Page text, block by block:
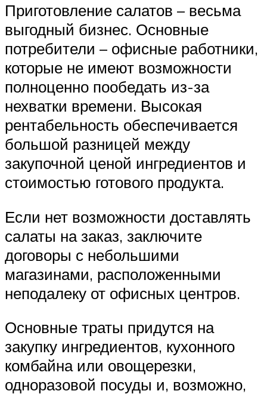
Приготовление салатов – весьма
выгодный бизнес. Основные
потребители – офисные работники,
которые не имеют возможности
полноценно пообедать из-за
нехватки времени. Высокая
рентабельность обеспечивается
большой разницей между
закупочной ценой ингредиентов и
стоимостью готового продукта.
Если нет возможности доставлять
салаты на заказ, заключите
договоры с небольшими
магазинами, расположенными
неподалеку от офисных центров.
Основные траты придутся на
закупку ингредиентов, кухонного
комбайна или овощерезки,
одноразовой посуды и, возможно,